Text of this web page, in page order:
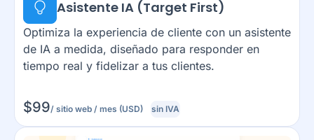
Asistente IA (Target First)
$99/ sitio web / mes (USD) sin IVA
Optimiza la experiencia de cliente con un asistente
de IA a medida, diseñado para responder en
tiempo real y fidelizar a tus clientes.